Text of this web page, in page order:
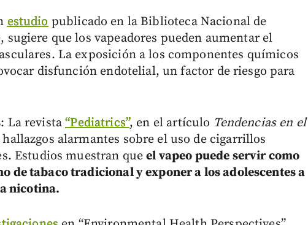
estudiopublicado en la Biblioteca Nacional de
sugiere que los vapeadores pueden aumentar el
La exposición a los componentes químicos
disfunción endotelial, un factor de riesgo para
: La revista“Pediatrics”, en el artículo Tendencias en el
alarmantes sobre el uso de cigarrillos
Estudios muestran queel vapeo puede servir como
de tabaco tradicional y exponer a los adolescentes a
nicotina.